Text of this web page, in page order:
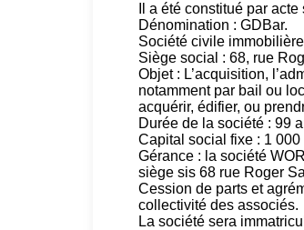
Il a été constitué par
Dénomination : GDBar.
Société civile
Siège social : 68, rue
Objet : L’acquisition,
notamment par bail ou
acquérir, édifier, ou
Durée de la société : 99
Capital social fixe : 1 000
Gérance : la société
siège sis 68 rue Roger
Cession de parts et
collectivité des associés.
La société sera